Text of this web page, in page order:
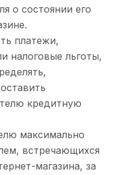
о состоянии его
платежи,
налоговые льготы,
кредитную
максимально
встречающихся
магазина, за